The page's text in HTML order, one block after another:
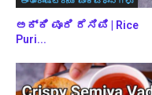
ಅಕ್ಕಿ ಪೂರಿ ರೆಸಿಪಿ | Rice
Puri...